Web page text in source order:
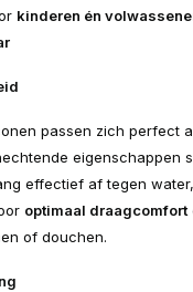
kinderen én
passen zich perfect
eigenschappen
effectief af tegen
optimaal draagcomfort
of douchen.